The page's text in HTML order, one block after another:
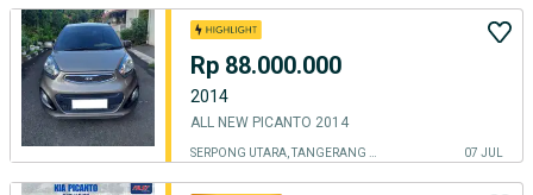
Rp 88.000.000
2014
ALL NEW PICANTO 2014
07 JUL